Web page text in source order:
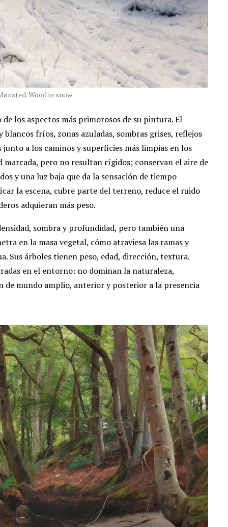
Wood in snow
los aspectos más primorosos de su pintura. El
fríos, zonas azuladas, sombras grises, reflejos
a los caminos y superficies más limpias en los
marcada, pero no resultan rígidos; conservan el aire de
y una luz baja que da la sensación de tiempo
la escena, cubre parte del terreno, reduce el ruido
adquieran más peso.
sombra y profundidad, pero también una
en la masa vegetal, cómo atraviesa las ramas y
Sus árboles tienen peso, edad, dirección, textura.
en el entorno: no dominan la naturaleza,
de mundo amplio, anterior y posterior a la presencia